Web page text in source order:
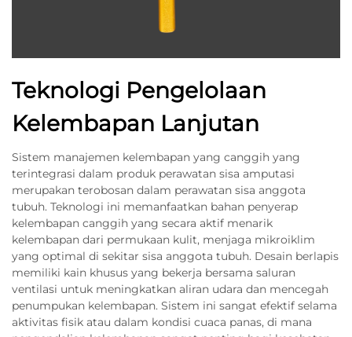
Teknologi Pengelolaan
Kelembapan Lanjutan
Sistem manajemen kelembapan yang canggih yang
terintegrasi dalam produk perawatan sisa amputasi
merupakan terobosan dalam perawatan sisa anggota
tubuh. Teknologi ini memanfaatkan bahan penyerap
kelembapan canggih yang secara aktif menarik
kelembapan dari permukaan kulit, menjaga mikroiklim
yang optimal di sekitar sisa anggota tubuh. Desain berlapis
memiliki kain khusus yang bekerja bersama saluran
ventilasi untuk meningkatkan aliran udara dan mencegah
penumpukan kelembapan. Sistem ini sangat efektif selama
aktivitas fisik atau dalam kondisi cuaca panas, di mana